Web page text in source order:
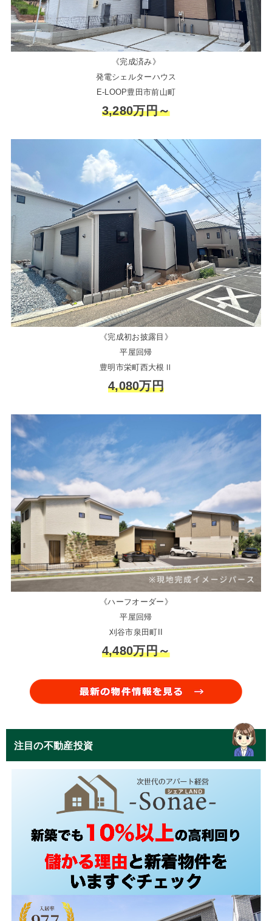
《完成済み》
発電シェルターハウス
E-LOOP豊田市前山町
3,280万円～
《完成初お披露目》
平屋回帰
豊明市栄町西大根Ⅱ
4,080万円
《ハーフオーダー》
平屋回帰
刈谷市泉田町II
4,480万円～
注目の不動産投資